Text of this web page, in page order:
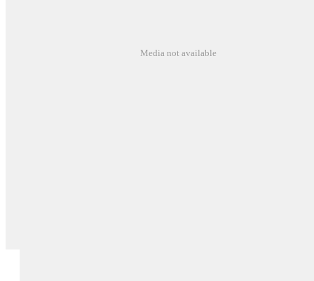
Media not available